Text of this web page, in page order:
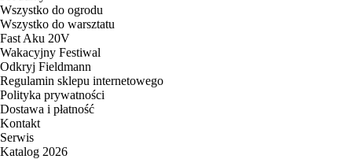
Wszystko do ogrodu
Wszystko do warsztatu
Fast Aku 20V
Wakacyjny Festiwal
Odkryj Fieldmann
Regulamin sklepu internetowego
Polityka prywatności
Dostawa i płatność
Kontakt
Serwis
Katalog 2026